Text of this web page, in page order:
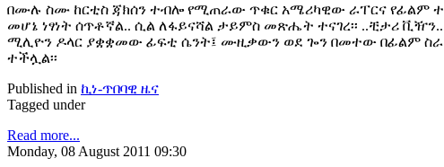
በሙሉ ስሙ ከርቲስ ጃክሰን ተብሎ የሚጠራው ጥቁር አሜሪካዊው ራፐርና የፊልም
መሆኔ ነፃነት ሰጥቶኛል.. ሲል ለፋይናሻል ታይምስ መጽሔት ተናገረ፡፡ ..ቺታሪ ቪዥን..
ሚሊዮን ዶላር ያቋቋመው ፊፍቲ ሴንት፤ ሙዚቃውን ወደ ጐን በመተው በፊልም
ተችሏል፡፡
Published in ኪነ-ጥበባዊ ዜና
Tagged under
Read more...
Monday, 08 August 2011 09:30